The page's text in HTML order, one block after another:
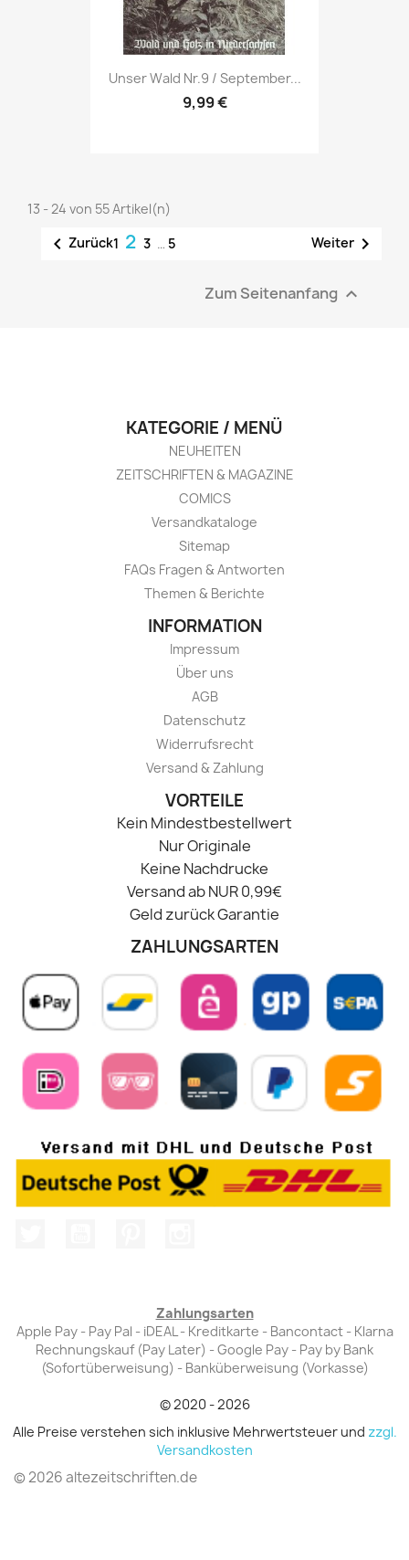
 Vorschau
Unser Wald Nr.9 / September...
9,99 €
13 - 24 von 55 Artikel(n)
 Zurück1 2 3 … 5 Weiter 
Zum Seitenanfang 
KATEGORIE / MENÜ
NEUHEITEN
ZEITSCHRIFTEN & MAGAZINE
COMICS
Versandkataloge
Sitemap
FAQs Fragen & Antworten
Themen & Berichte
INFORMATION
Impressum
Über uns
AGB
Datenschutz
Widerrufsrecht
Versand & Zahlung
VORTEILE
Kein Mindestbestellwert
Nur Originale
Keine Nachdrucke
Versand ab NUR 0,99€
Geld zurück Garantie
ZAHLUNGSARTEN
Zahlungsarten
Apple Pay - Pay Pal - iDEAL - Kreditkarte - Bancontact - Klarna
Rechnungskauf (Pay Later) - Google Pay - Pay by Bank
(Sofortüberweisung) - Banküberweisung (Vorkasse)
© 2020 - 2026
Alle Preise verstehen sich inklusive Mehrwertsteuer und zzgl.
Versandkosten
© 2026 altezeitschriften.de